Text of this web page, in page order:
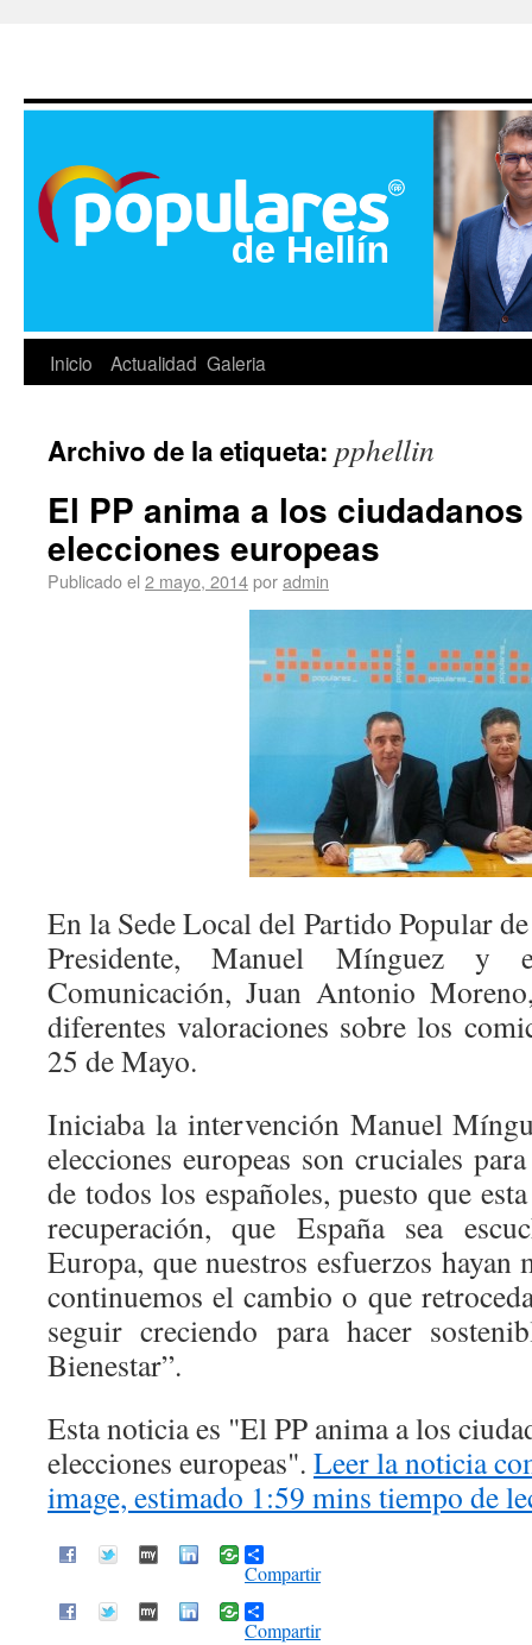
Inicio Actualidad Galeria
Archivo de la etiqueta: pphellin
El PP anima a los
elecciones europeas
Publicado el 2 mayo, 2014poradmin
En la Sede Local del Partido Popular
Presidente, Manuel Mínguez y
Comunicación, Juan Antonio
diferentes valoraciones sobre los
25 de Mayo.
Iniciaba la intervención Manuel
elecciones europeas son cruciales
de todos los españoles, puesto que
recuperación, que España sea
Europa, que nuestros esfuerzos hayan
continuemos el cambio o que
seguir creciendo para hacer
Bienestar”.
Esta noticia es El PP anima a los
elecciones europeas . Leer la noticia
image, estimado 1:59 mins tiempo de
Compartir
Compartir